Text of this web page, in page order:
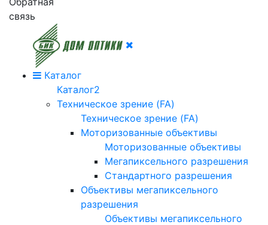
связь
Каталог
Каталог2
Техническое зрение (FA)
Техническое зрение (FA)
Моторизованные объективы
Моторизованные объективы
Мегапиксельного разрешения
Стандартного разрешения
Объективы мегапиксельного
разрешения
Объективы мегапиксельного